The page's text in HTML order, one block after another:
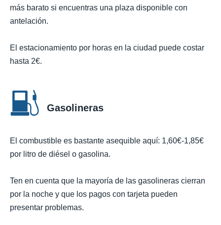
más barato si encuentras una plaza disponible con
antelación.
El estacionamiento por horas en la ciudad puede costar
hasta 2€.
Gasolineras
El combustible es bastante asequible aquí: 1,60€-1,85€
por litro de diésel o gasolina.
Ten en cuenta que la mayoría de las gasolineras cierran
por la noche y que los pagos con tarjeta pueden
presentar problemas.